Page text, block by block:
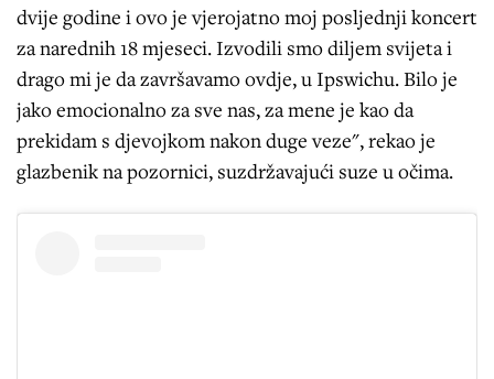
dvije godine i ovo je vjerojatno moj posljednji koncert
za narednih 18 mjeseci. Izvodili smo diljem svijeta i
drago mi je da završavamo ovdje, u Ipswichu. Bilo je
jako emocionalno za sve nas, za mene je kao da
prekidam s djevojkom nakon duge veze", rekao je
glazbenik na pozornici, suzdržavajući suze u očima.